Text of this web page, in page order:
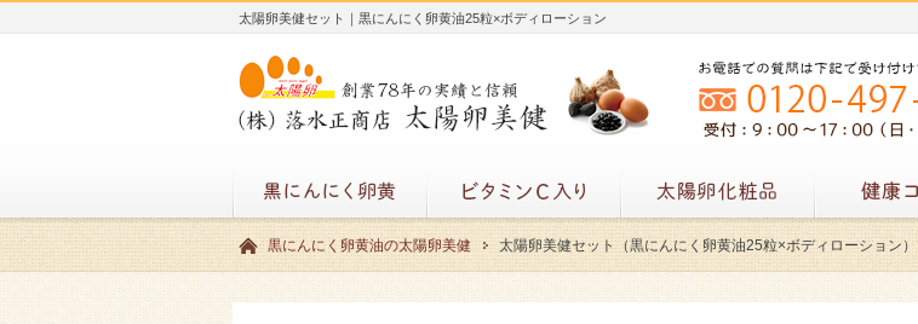
太陽卵美健セット｜黒にんにく卵黄油25粒×ボディローション
黒にんにく卵黄油の太陽卵美健 太陽卵美健セット（黒にんにく卵黄油25粒×ボディローション）